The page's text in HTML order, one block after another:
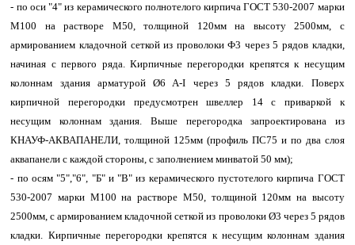
- по оси "4" из керамического полнотелого кирпича ГОСТ 530-2007 марки
М100 на растворе М50, толщиной 120мм на высоту 2500мм, с
армированием кладочной сеткой из проволоки Ф3 через 5 рядов кладки,
начиная с первого ряда. Кирпичные перегородки крепятся к несущим
колоннам здания арматурой Ø6 A-I через 5 рядов кладки. Поверх
кирпичной перегородки предусмотрен швеллер 14 с приваркой к
несущим колоннам здания. Выше перегородка запроектирована из
КНАУФ-АКВАПАНЕЛИ, толщиной 125мм (профиль ПС75 и по два слоя
аквапанели с каждой стороны, с заполнением минватой 50 мм);
- по осям "5","6", "Б" и "В" из керамического пустотелого кирпича ГОСТ
530-2007 марки М100 на растворе М50, толщиной 120мм на высоту
2500мм, с армированием кладочной сеткой из проволоки Ø3 через 5 рядов
кладки. Кирпичные перегородки крепятся к несущим колоннам здания